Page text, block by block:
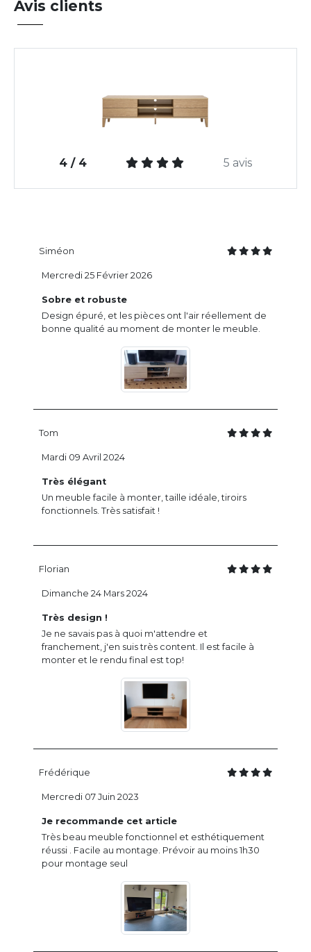
Avis clients
4 / 4 5 avis
Siméon
Sobre et robuste
Design épuré, et les pièces ont l'air réellement de
bonne qualité au moment de monter le meuble.
Mercredi 25 Février 2026
Tom
Très élégant
Un meuble facile à monter, taille idéale, tiroirs
fonctionnels. Très satisfait !
Mardi 09 Avril 2024
Florian
Très design !
Je ne savais pas à quoi m'attendre et
franchement, j'en suis très content. Il est facile à
monter et le rendu final est top!
Dimanche 24 Mars 2024
Frédérique
Je recommande cet article
Très beau meuble fonctionnel et esthétiquement
réussi . Facile au montage. Prévoir au moins 1h30
pour montage seul
Mercredi 07 Juin 2023